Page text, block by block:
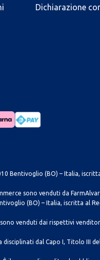
Dichiarazione
Bentivoglio (BO) – Italia,
sono venduti da
(BO) – Italia, iscritta al
venduti dai rispettivi
dal Capo I, Titolo III